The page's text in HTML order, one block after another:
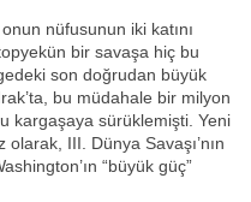
nüfusunun iki katını
bir savaşa hiç bu
son doğrudan büyük
bu müdahale bir milyon
kargaşaya sürüklemişti. Yeni
III. Dünya Savaşı’nın
“büyük güç”